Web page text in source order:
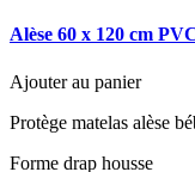
Alèse 60 x 120 cm
Ajouter au panier
Protège matelas alèse
Forme drap housse